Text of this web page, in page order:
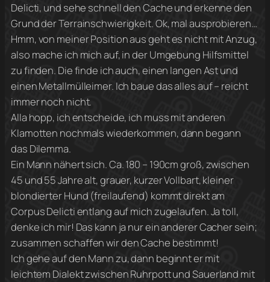
Delicti, und sehe schnell den Cache und erkenne den
Grund der Terrainschwierigkeit. Ok, mal ausprobieren…
Hmm, von meiner Position aus geht es nicht mit Anzug,
also mache ich mich auf, in der Umgebung Hilfsmittel
zu finden. Die finde ich auch, einen langen Ast und
einen Metallmülleimer. Ich baue das alles auf – reicht
immer noch nicht.
Alla hopp, ich entscheide, ich muss mit anderen
Klamotten nochmals wiederkommen, dann begann
das Dilemma.
Ein Mann nähert sich. Ca. 180 – 190cm groß, zwischen
45 und 55 Jahre alt, grauer, kurzer Vollbart, kleiner
blondierter Hund (freilaufend) kommt direkt am
Corpus Delicti entlang auf mich zugelaufen. Ja toll,
denke ich mir! Das kann ja nur ein anderer Cacher sein;
zusammen schaffen wir den Cache bestimmt!
Ich gehe auf den Mann zu, dann beginnt er mit
leichtem Dialekt zwischen Ruhrpott und Sauerland mit